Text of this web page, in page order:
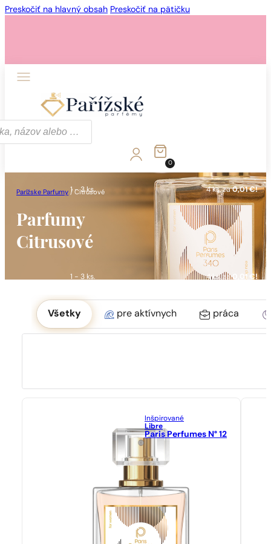
Preskočiť na hlavný obsah Preskočiť na pätičku
1 - 3 ks.
1 - 3 ks. 4 ks. za0,01 €!
1 - 3 ks. 4 ks. za0,01 €!
0
Parížske Parfumy /Citrusové
Parfumy
Citrusové
Okoliczność
Všetky pre aktívnych práca
Inšpirované
Libre
Paris Perfumes N° 12